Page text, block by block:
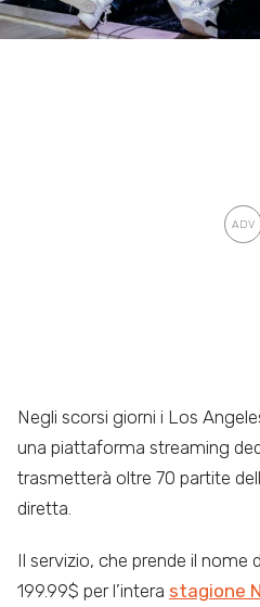
Negli scorsi giorni i Los
una piattaforma streaming
trasmetterà oltre 70 partite
diretta.
Il servizio, che prende il nome
199.99$ per l’intera stagione